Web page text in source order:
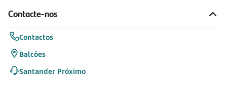
Contacte-nos
Contactos
Balcões
Santander Próximo